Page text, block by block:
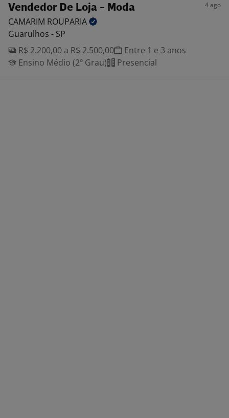
Vendedor De Loja - Moda 4 ago
CAMARIM ROUPARIA
Guarulhos - SP
R$ 2.200,00 a R$ 2.500,00
Entre 1 e 3 anos
Ensino Médio (2º Grau)
Presencial